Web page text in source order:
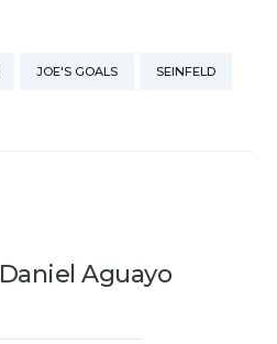
JOE'S GOALS SEINFELD
Daniel Aguayo